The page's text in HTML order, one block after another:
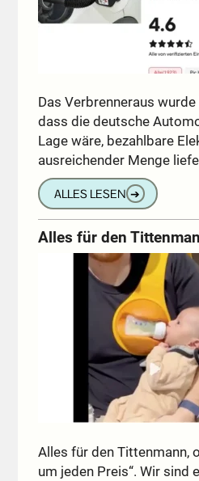
Das Verbrenneraus
dass die deutsche
Lage wäre, bezahlbare
ausreichender Menge
ALLES LESEN ➔
Alles für den
Alles für den Tittenmann,
um jeden Preis“. Wir sind